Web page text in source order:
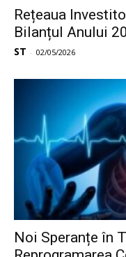
Rețeaua
Bilanțul Anului
ST - 02/05/2026
Noi Speranțe în